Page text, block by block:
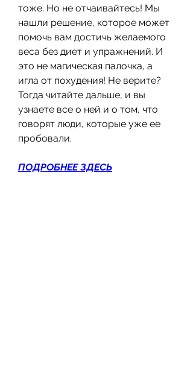
тоже. Но не отчаивайтесь! Мы
нашли решение, которое может
помочь вам достичь желаемого
веса без диет и упражнений. И
это не магическая палочка, а
игла от похудения! Не верите?
Тогда читайте дальше, и вы
узнаете все о ней и о том, что
говорят люди, которые уже ее
пробовали.
ПОДРОБНЕЕ ЗДЕСЬ